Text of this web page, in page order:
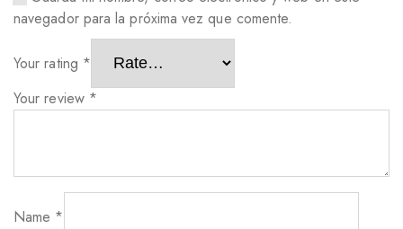
navegador para la próxima vez que comente.
Your rating *
Your review *
Name *